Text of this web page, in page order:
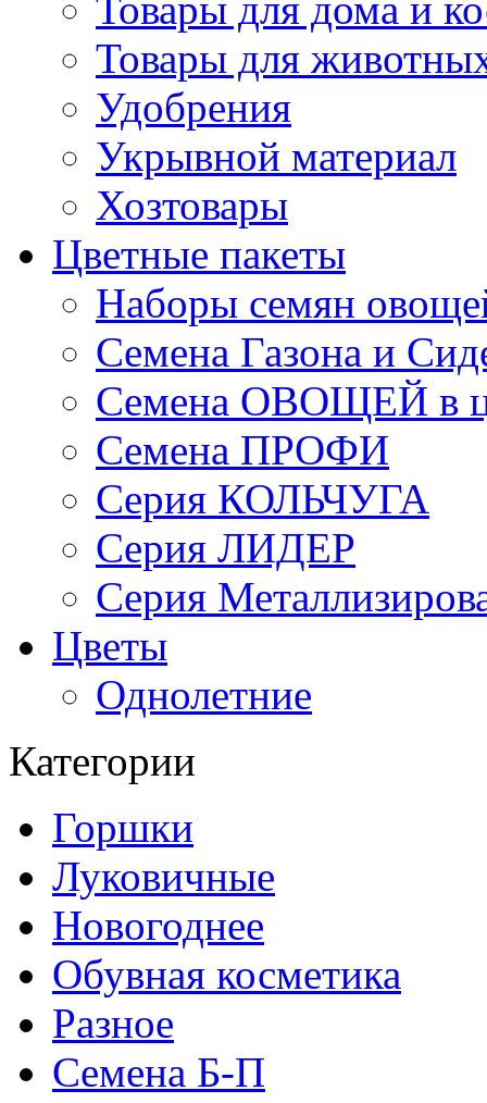
Товары для
Удобрения
Укрывной материал
Хозтовары
Цветные пакеты
Наборы семян
Семена Газона и
Семена ОВОЩЕЙ в
Семена ПРОФИ
Серия КОЛЬЧУГА
Серия ЛИДЕР
Серия
Цветы
Однолетние
Категории
Горшки
Луковичные
Новогоднее
Обувная косметика
Разное
Семена Б-П